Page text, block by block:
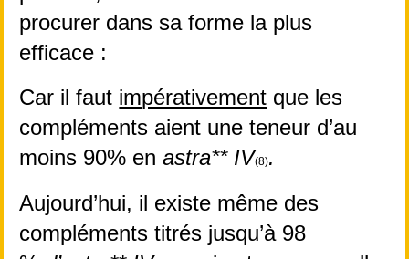
procurer dans sa forme la plus
efficace :
Car il faut impérativement que les
compléments aient une teneur d’au
moins 90% en astra** IV(8).
Aujourd’hui, il existe même des
compléments titrés jusqu’à 98